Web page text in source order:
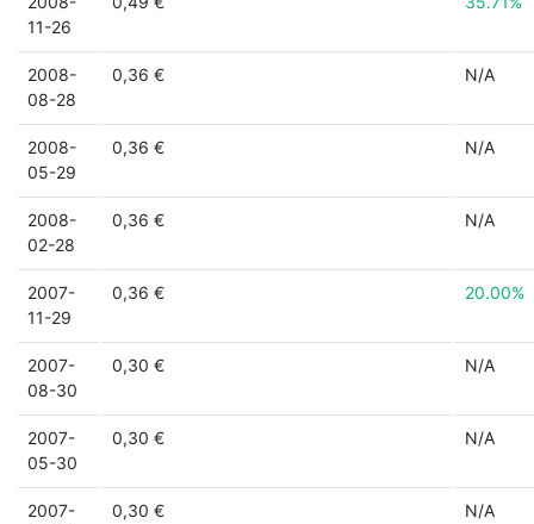
11-26
2008-
08-28
0,36 € N/A
2008-
05-29
0,36 € N/A
2008-
02-28
0,36 € N/A
2007-
11-29
0,36 € 20.00%
2007-
08-30
0,30 € N/A
2007-
05-30
0,30 € N/A
2007-
0,30 € N/A